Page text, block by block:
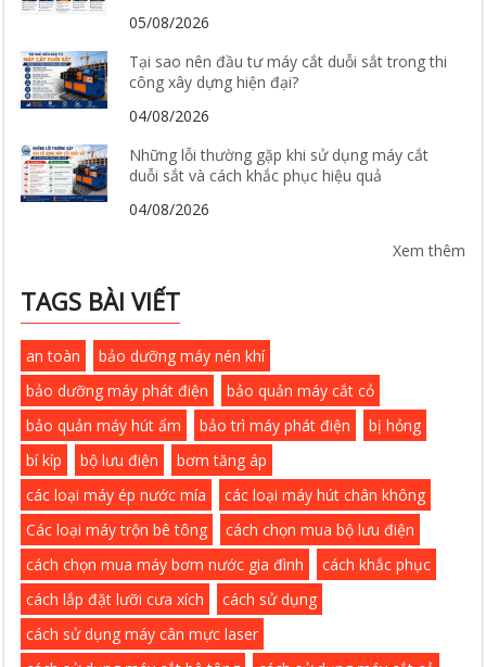
05/08/2026
Tại sao nên đầu tư máy cắt duỗi sắt trong thi
công xây dựng hiện đại?
04/08/2026
Những lỗi thường gặp khi sử dụng máy cắt
duỗi sắt và cách khắc phục hiệu quả
04/08/2026
Xem thêm
TAGS BÀI VIẾT
an toàn
bảo dưỡng máy nén khí
bảo dưỡng máy phát điện
bảo quản máy cắt cỏ
bảo quản máy hút ẩm
bảo trì máy phát điện
bị hỏng
bí kíp
bộ lưu điện
bơm tăng áp
các loại máy ép nước mía
các loại máy hút chân không
Các loại máy trộn bê tông
cách chọn mua bộ lưu điện
cách chọn mua máy bơm nước gia đình
cách khắc phục
cách lắp đặt lưỡi cưa xích
cách sử dụng
cách sử dụng máy cân mực laser